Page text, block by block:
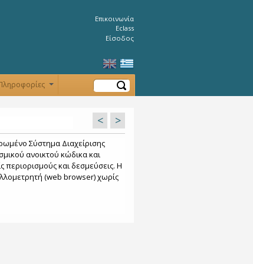
Επικοινωνία
Eclass
Είσοδος
Αναζήτηση
< >
Σύστημα Διαχείρισης
ανοικτού κώδικα και
και δεσμεύσεις. Η
(web browser) χωρίς